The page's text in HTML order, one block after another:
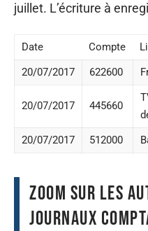
juillet. L’écriture à
Date Compte
20/07/2017
622600
20/07/2017 445660
20/07/2017 512000
Zoom sur les
journaux